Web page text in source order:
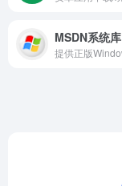
MSDN系统库